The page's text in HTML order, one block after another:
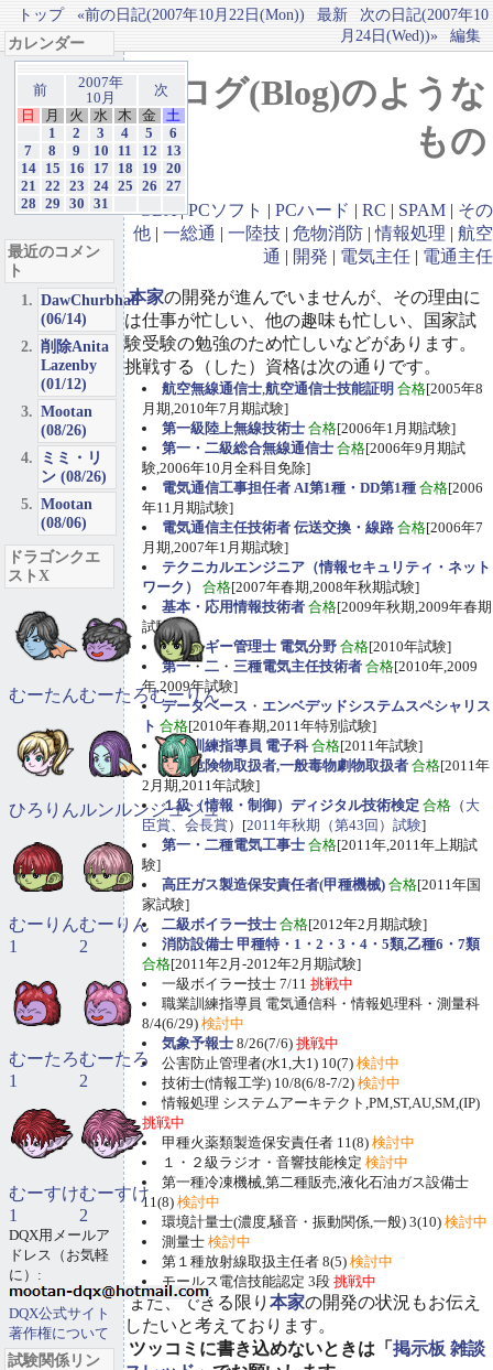
トップ «前の日記(2007年10月22日(Mon)) 最新
次の日記(2007年10
月24日(Wed))»
編集
ブログ(Blog)のような
もの
GBA|PCソフト | PCハード | RC | SPAM | その
他 | 一総通 | 一陸技 | 危物消防 |情報処理 | 航空
通 | 開発 | 電気主任 | 電通主任
本家の開発が進んでいませんが、その理由に
は仕事が忙しい、他の趣味も忙しい、国家試
験受験の勉強のため忙しいなどがあります。
挑戦する（した）資格は次の通りです。
航空無線通信士,航空通信士技能証明 合格[2005年8
月期,2010年7月期試験]
第一級陸上無線技術士 合格[2006年1月期試験]
第一・二級総合無線通信士 合格[2006年9月期試
験,2006年10月全科目免除]
電気通信工事担任者 AI第1種・DD第1種 合格[2006
年11月期試験]
電気通信主任技術者 伝送交換・線路 合格[2006年7
月期,2007年1月期試験]
テクニカルエンジニア（情報セキュリティ・ネット
ワーク）
合格[2007年春期,2008年秋期試験]
基本・応用情報技術者 合格[2009年秋期,2009年春期
試験]
エネルギー管理士 電気分野 合格[2010年試験]
第一・二 ・ 三種電気主任技術者 合格[2010年,2009
年,2009年試験]
データベース ・ エンベデッドシステムスペシャリス
ト 合格[2010年春期,2011年特別試験]
職業訓練指導員 電子科 合格[2011年試験]
甲種危険物取扱者,一般毒物劇物取扱者 合格[2011年
2月期,2011年試験]
１級（情報・制御）ディジタル技術検定 合格 （ 大
臣賞、会長賞）[2011年秋期（第43回）試験]
第一・二種電気工事士 合格[2011年,2011年上期試
験]
高圧ガス製造保安責任者(甲種機械) 合格[2011年国
家試験]
二級ボイラー技士 合格[2012年2月期試験]
消防設備士 甲種特・1・2・3・4・5類,乙種6・7類
合格[2011年2月-2012年2月期試験]
一級ボイラー技士 7/11 挑戦中
職業訓練指導員 電気通信科・情報処理科・測量科
8/4(6/29) 検討中
気象予報士 8/26(7/6) 挑戦中
公害防止管理者(水1,大1) 10(7) 検討中
技術士(情報工学) 10/8(6/8-7/2) 検討中
情報処理 システムアーキテクト,PM,ST,AU,SM,(IP)
挑戦中
甲種火薬類製造保安責任者 11(8) 検討中
１・２級ラジオ・音響技能検定 検討中
第一種冷凍機械,第二種販売,液化石油ガス設備士
11(8) 検討中
環境計量士(濃度,騒音・振動関係,一般) 3(10) 検討中
測量士 検討中
第１種放射線取扱主任者 8(5) 検討中
モールス電信技能認定 3段 挑戦中
また、できる限り 本家の開発の状況もお伝え
したいと考えております。
ツッコミに書き込めないときは「 掲示板 雑談
カレンダー
前
2007年
10月
次
日
月 火 水 木 金
土
1
2 3 4 5
6
7
8 9 10 11 12
13
14
15 16 17 18 19
20
21
22 23 24 25 26
27
28
29 30 31
最近のコメン
ト
DawChurbhab
(06/14)
削除Anita
Lazenby
(01/12)
Mootan
(08/26)
ミミ・リ
ン (08/26)
Mootan
(08/06)
ドラゴンクエ
ストX
むーたんむーたろむーりん
ひろりんルンルンジュジュ
むーりん
1
むーりん
2
むーたろ
1
むーたろ
2
むーすけ
1
むーすけ
2
DQX用メールア
ドレス（お気軽
に）:
DQX公式サイト
著作権について
試験関係リン